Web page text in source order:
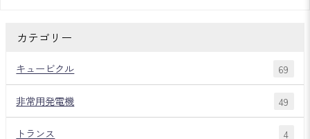
カテゴリー
キュービクル 69
非常用発電機 49
トランス 4